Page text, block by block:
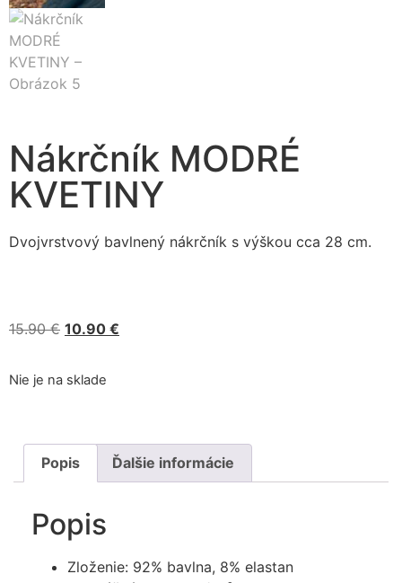
Nákrčník MODRÉ
KVETINY
Dvojvrstvový bavlnený nákrčník s výškou cca 28 cm.
15.90€ 10.90 €
Nie je na sklade
Popis Ďalšie informácie
Popis
Zloženie: 92% bavlna, 8% elastan